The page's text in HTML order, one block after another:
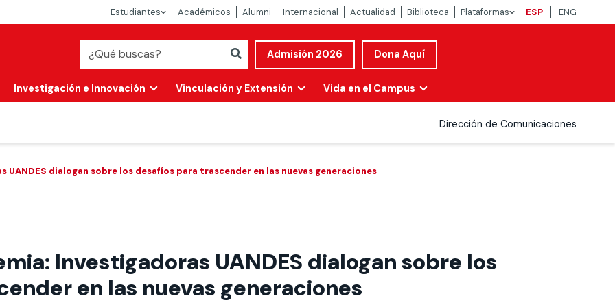
Estudiantes Académicos Alumni Internacional Actualidad Biblioteca Plataformas ESP ENG
Admisión 2026 Dona Aquí
Investigación e Innovación Vinculación y Extensión Vida en el Campus
Dirección de Comunicaciones
UANDES dialogan sobre los desafíos para trascender en las nuevas generaciones
Investigadoras UANDES dialogan sobre los
en las nuevas generaciones